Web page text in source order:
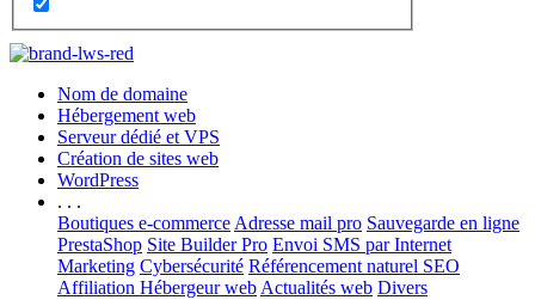
Nom de domaine
Hébergement web
Serveur dédié et VPS
Création de sites web
WordPress
. . .
Boutiques e-commerce Adresse mail pro Sauvegarde en ligne
PrestaShop Site Builder Pro Envoi SMS par Internet
Marketing Cybersécurité Référencement naturel SEO
Affiliation Hébergeur web Actualités web Divers